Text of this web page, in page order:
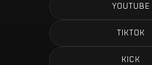
YOUTUBE
TIKTOK
KICK